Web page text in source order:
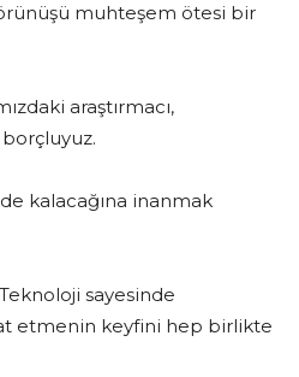
muhteşem ötesi bir
araştırmacı,
kalacağına inanmak
sayesinde
etmenin keyfini hep birlikte